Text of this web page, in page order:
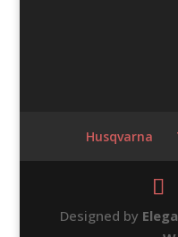
Husqvarna
Designed by